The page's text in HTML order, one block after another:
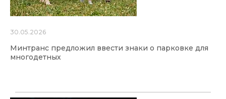
30.05.2026
Минтранс предложил ввести знаки о парковке для
многодетных